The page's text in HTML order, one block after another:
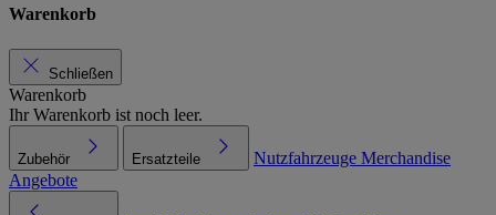
Warenkorb
Schließen
Warenkorb
Ihr Warenkorb ist noch leer.
Zubehör Ersatzteile Nutzfahrzeuge Merchandise
Angebote